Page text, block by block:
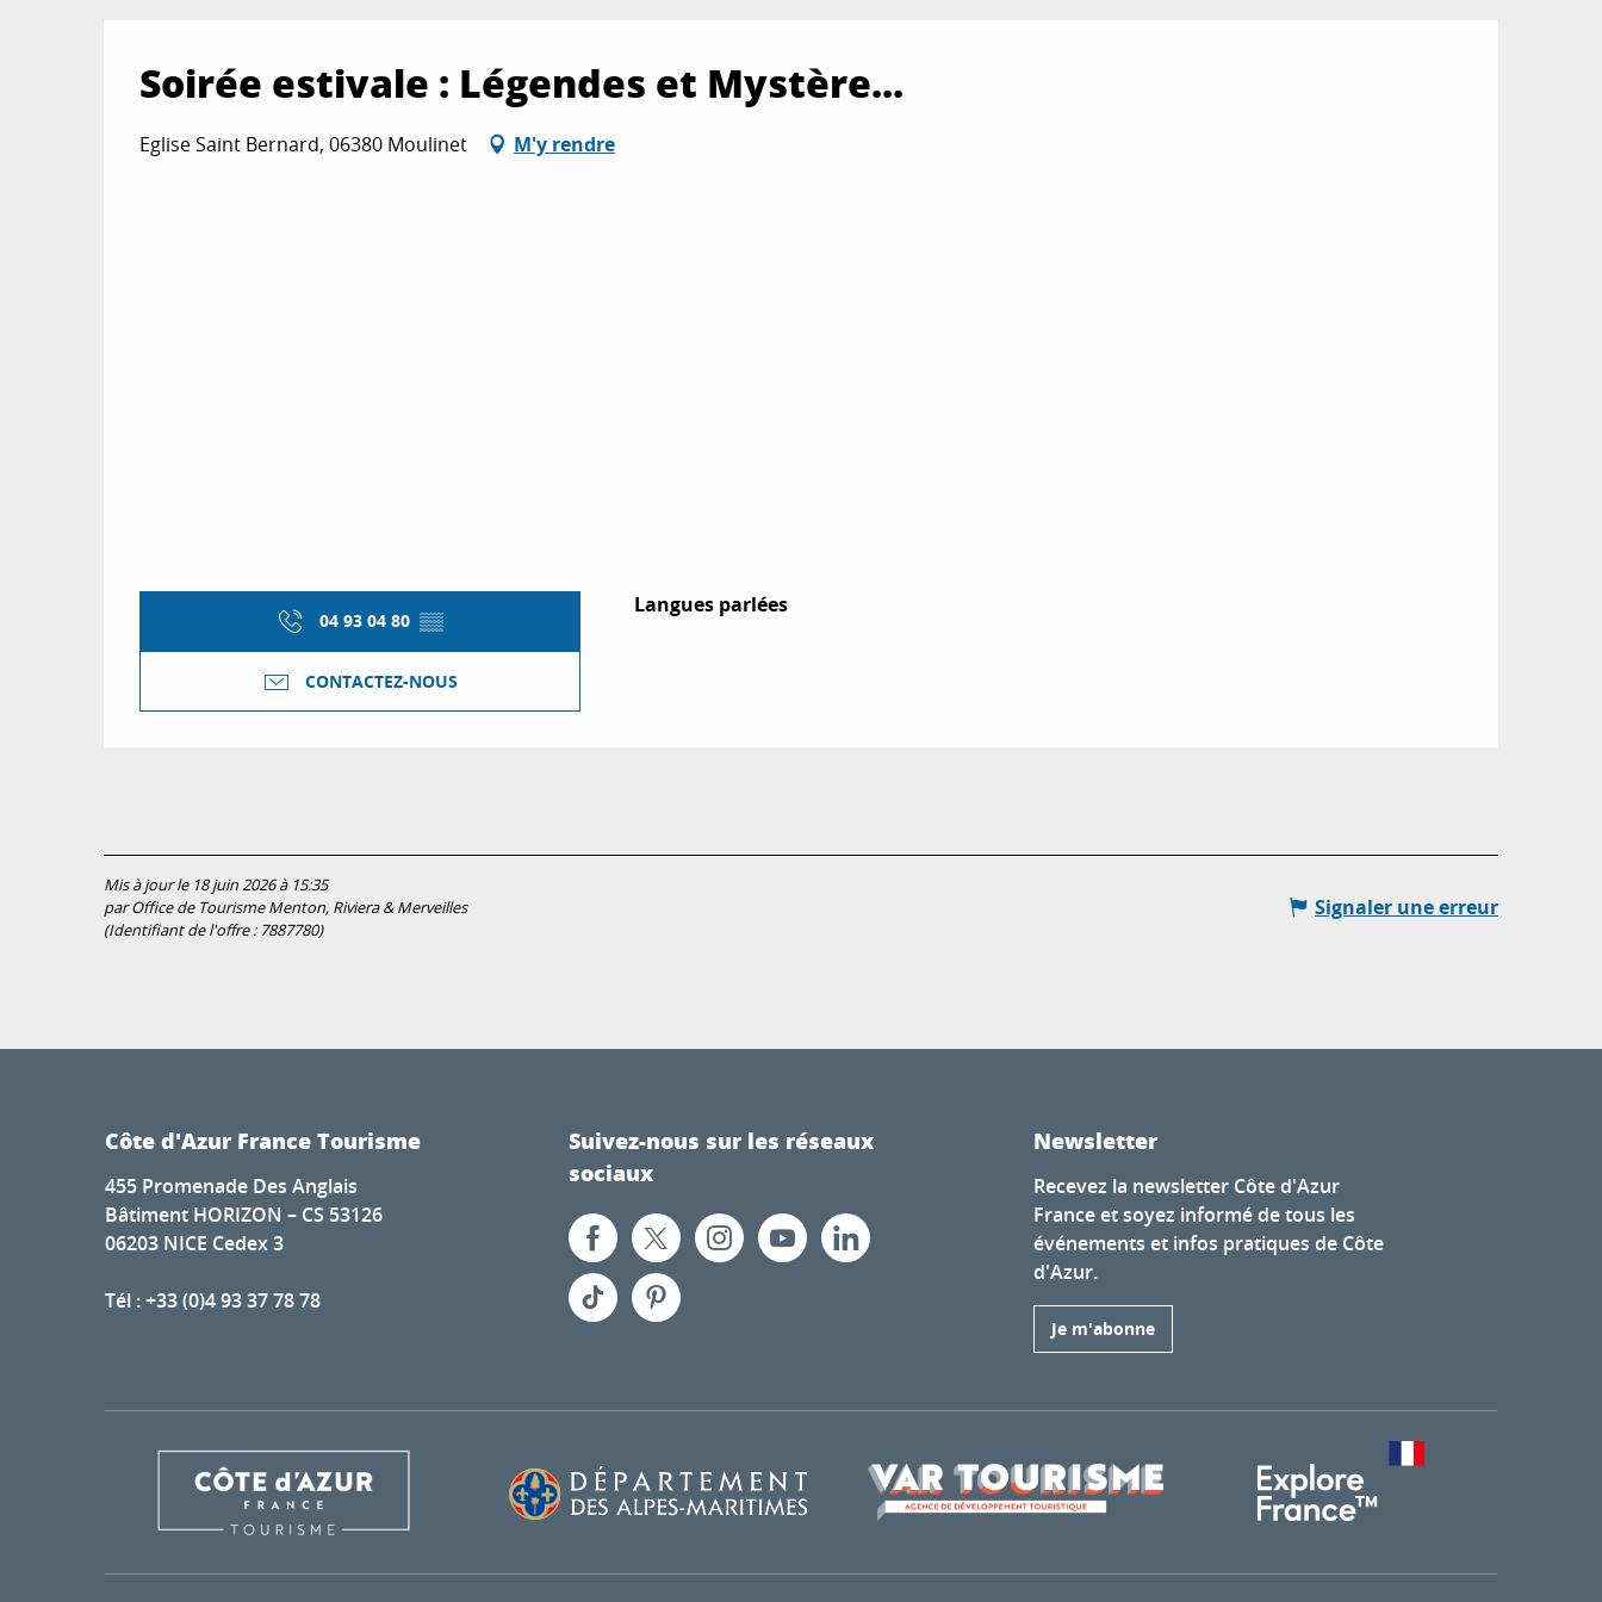
Soirée estivale : Légendes et Mystère...
Eglise Saint Bernard, 06380 Moulinet M'y rendre
04 93 04 80 ▒▒
CONTACTEZ-NOUS
Langues parlées
Langues parlées
Mis à jour le 18 juin 2026 à 15:35
par Office de Tourisme Menton, Riviera & Merveilles
(Identifiant de l'offre : 7887780)
Signaler une erreur
Côte d'Azur France Tourisme
455 Promenade Des Anglais
Bâtiment HORIZON – CS 53126
06203 NICE Cedex 3
Tél : +33 (0)4 93 37 78 78
Suivez-nous sur les réseaux
sociaux
Newsletter
Recevez la newsletter Côte d'Azur
France et soyez informé de tous les
événements et infos pratiques de Côte
d'Azur.
Je m'abonne